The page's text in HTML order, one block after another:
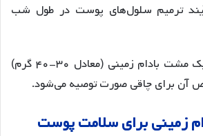
ترمیم سلول‌های پوست در طول شب
مصرف روزانه حدود یک مشت بادام زمینی (معادل ۳۰-۴۰ گرم)
آن برای چاقی صورت توصیه می‌شود.
زمینیبرایسلامتپوست